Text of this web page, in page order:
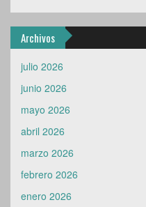
Archivos
julio 2026
junio 2026
mayo 2026
abril 2026
marzo 2026
febrero 2026
enero 2026